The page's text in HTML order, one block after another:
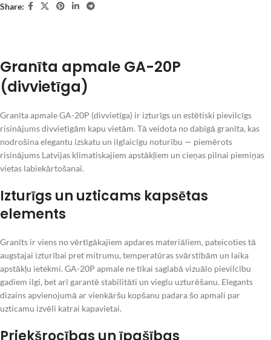
Share:
Granīta apmale GA-20P
(divvietīga)
Granīta apmale GA-20P (divvietīga) ir izturīgs un estētiski pievilcīgs
risinājums divvietīgām kapu vietām. Tā veidota no dabīgā granīta, kas
nodrošina elegantu izskatu un ilglaicīgu noturību — piemērots
risinājums Latvijas klimatiskajiem apstākļiem un cieņas pilnai piemiņas
vietas labiekārtošanai.
Izturīgs un uzticams kapsētas
elements
Granīts ir viens no vērtīgākajiem apdares materiāliem, pateicoties tā
augstajai izturībai pret mitrumu, temperatūras svārstībām un laika
apstākļu ietekmi. GA-20P apmale ne tikai saglabā vizuālo pievilcību
gadiem ilgi, bet arī garantē stabilitāti un vieglu uzturēšanu. Elegants
dizains apvienojumā ar vienkāršu kopšanu padara šo apmali par
uzticamu izvēli katrai kapavietai.
Priekšrocības un īpašības